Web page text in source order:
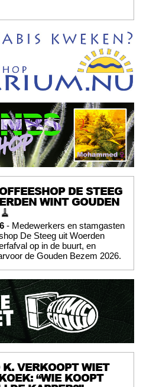
DE STEEG
WINT GOUDEN
- Medewerkers en stamgasten
De Steeg uit Woerden
op in de buurt, en
de Gouden Bezem 2026.
VERKOOPT WIET
“WIE KOOPT